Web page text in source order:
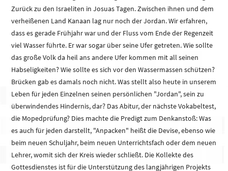
Zurück zu den Israeliten in Josuas Tagen. Zwischen ihnen und dem
verheißenen Land Kanaan lag nur noch der Jordan. Wir erfahren,
dass es gerade Frühjahr war und der Fluss vom Ende der Regenzeit
viel Wasser führte. Er war sogar über seine Ufer getreten. Wie sollte
das große Volk da heil ans andere Ufer kommen mit all seinen
Habseligkeiten? Wie sollte es sich vor den Wassermassen schützen?
Brücken gab es damals noch nicht. Was stellt also heute in unserem
Leben für jeden Einzelnen seinen persönlichen "Jordan", sein zu
überwindendes Hindernis, dar? Das Abitur, der nächste Vokabeltest,
die Mopedprüfung? Dies machte die Predigt zum Denkanstoß: Was
es auch für jeden darstellt, "Anpacken" heißt die Devise, ebenso wie
beim neuen Schuljahr, beim neuen Unterrichtsfach oder dem neuen
Lehrer, womit sich der Kreis wieder schließt. Die Kollekte des
Gottesdienstes ist für die Unterstützung des langjährigen Projekts